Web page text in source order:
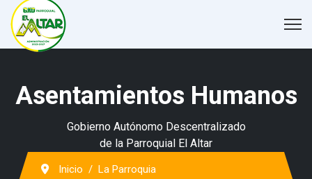
Asentamientos Humanos
Gobierno Autónomo Descentralizado
de la Parroquial El Altar
Inicio
La Parroquia